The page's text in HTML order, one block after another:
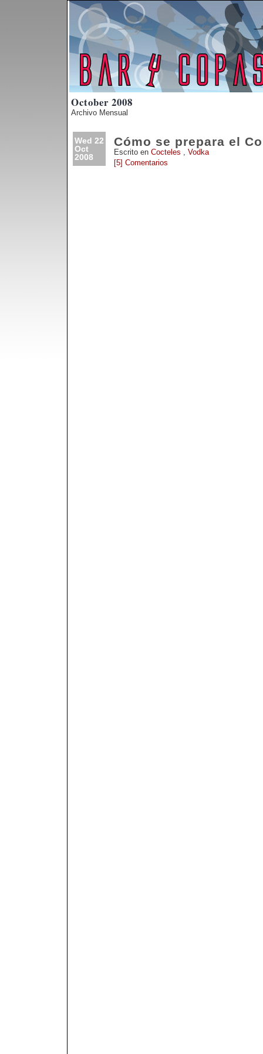
October 2008
Archivo Mensual
Wed 22
Oct
2008
Cómo se prepara el
Escrito en Cocteles , Vodka
[5] Comentarios